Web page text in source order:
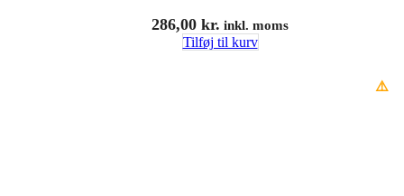
286,00 kr. inkl. moms
Tilføj til kurv
⚠️